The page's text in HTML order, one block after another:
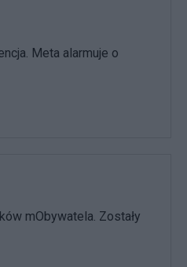
Meta alarmuje o
mObywatela. Zostały